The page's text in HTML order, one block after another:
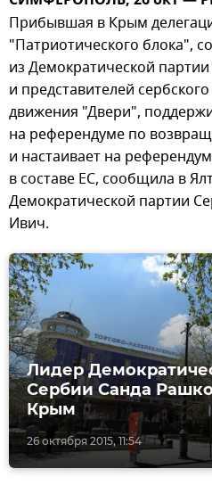
Прибывшая в Крым
"Патриотического блока",
из Демократической
и представителей
движения "Двери",
на референдуме по
и настаивает на
в составе ЕС, сообщила в
Демократической партии
Ивич.
26 октября 2015, 11:54
Лидер
Сербии Санда
Крым